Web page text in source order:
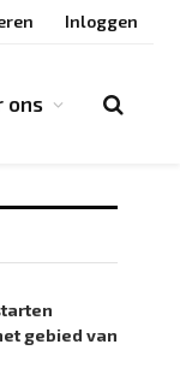
Inloggen
ons
gebied van